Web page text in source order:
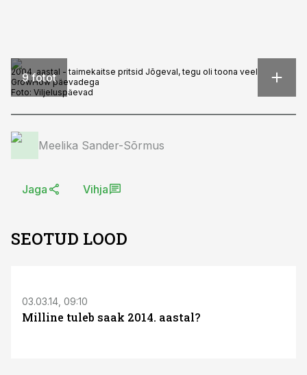
9 fotot
2004. aastal - taimekaitse pritsid Jõgeval, tegu oli toona veel
GrowHow päevadega
Foto: Viljeluspäevad
Meelika Sander-Sõrmus
Jaga Vihja
SEOTUD LOOD
03.03.14, 09:10
Milline tuleb saak 2014. aastal?